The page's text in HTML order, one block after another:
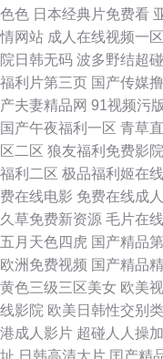
以免费在线看污污的网站 熟
视频 成人精品网站入口 91
三区日日骚 中文字幕片在线
性交 麻豆传媒高清 九1免费
产亚洲精品 99视频网址 91
频再线 熊猫91 日韩精品极品
伊人无码 性爱a级视频 日韩
久国产久久日 在线啪啪av
色色 日本经典片免费看
情网站 成人在线视频一区
院日韩无码 波多野结超碰
福利片第三页 国产传媒
产夫妻精品网 91视频污
国产午夜福利一区 青草
区二区 狼友福利免费影院
福利二区 极品福利姬在线
费在线电影 免费在线成人
久草免费新资源 毛片在
五月天色四虎 国产精品
欧洲免费视频 国产精品
黄色三级三区美女 欧美
线影院 欧美日韩性交别类
港成人影片 超碰人人操
址 日韩高清大片 囯产精